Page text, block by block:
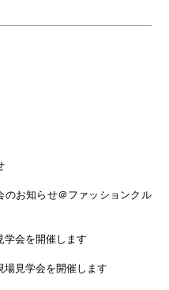
のお知らせ＠ファッションクル
学会を開催します
場見学会を開催します